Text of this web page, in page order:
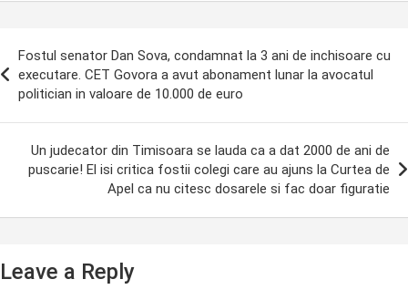
Fostul senator Dan Sova, condamnat la 3 ani de inchisoare cu
executare. CET Govora a avut abonament lunar la avocatul
politician in valoare de 10.000 de euro
Un judecator din Timisoara se lauda ca a dat 2000 de ani de
puscarie! El isi critica fostii colegi care au ajuns la Curtea de
Apel ca nu citesc dosarele si fac doar figuratie
Leave a Reply